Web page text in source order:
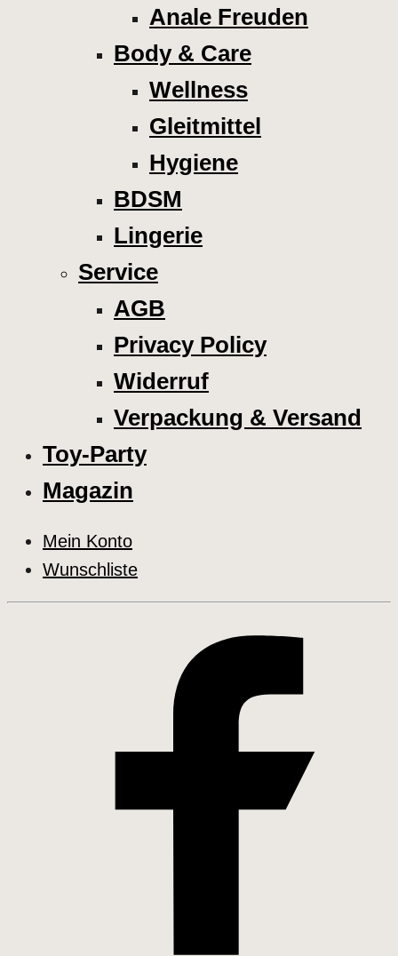
Anale Freuden
Body & Care
Wellness
Gleitmittel
Hygiene
BDSM
Lingerie
Service
AGB
Privacy Policy
Widerruf
Verpackung & Versand
Toy-Party
Magazin
Mein Konto
Wunschliste